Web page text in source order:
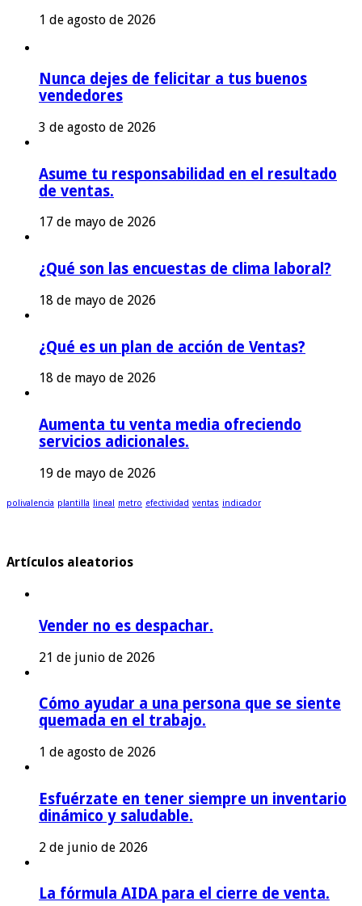
1 de agosto de 2026
Nunca dejes de felicitar a tus buenos
vendedores
3 de agosto de 2026
Asume tu responsabilidad en el resultado
de ventas.
17 de mayo de 2026
¿Qué son las encuestas de clima laboral?
18 de mayo de 2026
¿Qué es un plan de acción de Ventas?
18 de mayo de 2026
Aumenta tu venta media ofreciendo
servicios adicionales.
19 de mayo de 2026
polivalencia plantilla lineal metro efectividad ventas indicador
Artículos aleatorios
Vender no es despachar.
21 de junio de 2026
Cómo ayudar a una persona que se siente
quemada en el trabajo.
1 de agosto de 2026
Esfuérzate en tener siempre un inventario
dinámico y saludable.
2 de junio de 2026
La fórmula AIDA para el cierre de venta.